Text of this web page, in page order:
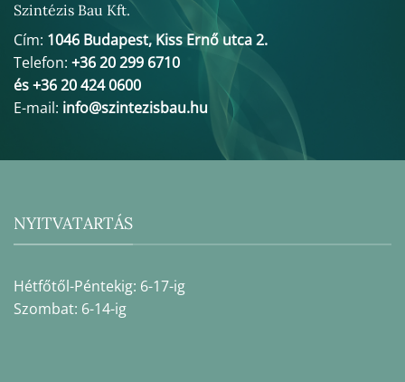
Szintézis Bau Kft.
Cím: 1046 Budapest, Kiss Ernő utca 2.
Telefon: +36 20 299 6710
és +36 20 424 0600
E-mail: info@szintezisbau.hu
NYITVATARTÁS
Hétfőtől-Péntekig: 6-17-ig
Szombat: 6-14-ig